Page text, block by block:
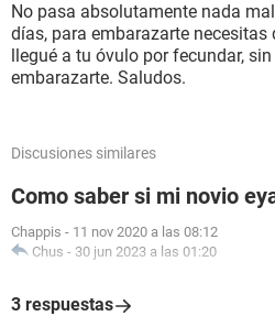
No pasa absolutamente nada
días, para embarazarte necesitas
llegué a tu óvulo por fecundar,
embarazarte. Saludos.
Discusiones similares
Como saber si mi novio
Chappis - 11 nov 2020 a las 08:12
Chus - 30 jun 2023 a las 01:20
3 respuestas